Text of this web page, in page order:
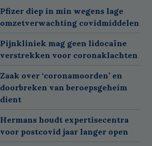
Pfizer diep in min wegens lage
omzetverwachting covidmiddelen
Pijnkliniek mag geen lidocaïne
verstrekken voor coronaklachten
Zaak over ‘coronamoorden’ en
doorbreken van beroepsgeheim
dient
Hermans houdt expertisecentra
voor postcovid jaar langer open